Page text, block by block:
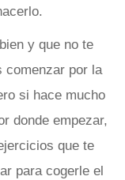
y que no te
comenzar por la
si hace mucho
donde empezar,
que te
para cogerle el